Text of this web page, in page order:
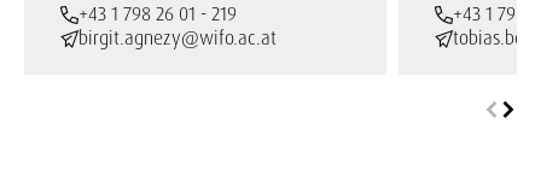
+43 1 798 26 01 - 219
birgit.agnezy@wifo.ac.at
+43 1 798